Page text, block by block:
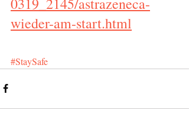
wieder-am-start.html
#StaySafe